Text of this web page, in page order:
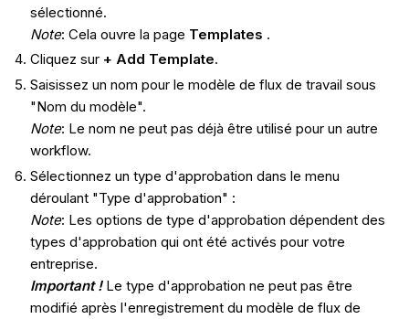
sélectionné.
Note: Cela ouvre la page Templates .
Cliquez sur + Add Template.
Saisissez un nom pour le modèle de flux de travail sous
"Nom du modèle".
Note: Le nom ne peut pas déjà être utilisé pour un autre
workflow.
Sélectionnez un type d'approbation dans le menu
déroulant "Type d'approbation" :
Note: Les options de type d'approbation dépendent des
types d'approbation qui ont été activés pour votre
entreprise.
Important ! Le type d'approbation ne peut pas être
modifié après l'enregistrement du modèle de flux de